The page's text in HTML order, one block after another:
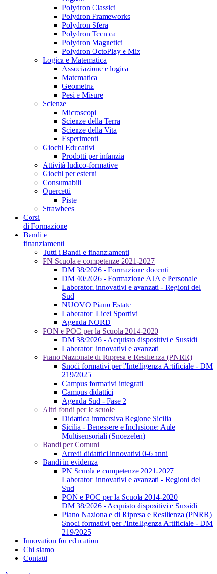
Polydron Classici
Polydron Frameworks
Polydron Sfera
Polydron Tecnica
Polydron Magnetici
Polydron OctoPlay e Mix
Logica e Matematica
Associazione e logica
Matematica
Geometria
Pesi e Misure
Scienze
Microscopi
Scienze della Terra
Scienze della Vita
Esperimenti
Giochi Educativi
Prodotti per infanzia
Attività ludico-formative
Giochi per esterni
Consumabili
Quercetti
Piste
Strawbees
Corsi
di Formazione
Bandi e
finanziamenti
Tutti i Bandi e finanziamenti
PN Scuola e competenze 2021-2027
DM 38/2026 - Formazione docenti
DM 40/2026 - Formazione ATA e Personale
Laboratori innovativi e avanzati - Regioni del
Sud
NUOVO Piano Estate
Laboratori Licei Sportivi
Agenda NORD
PON e POC per la Scuola 2014-2020
DM 38/2026 - Acquisto dispositivi e Sussidi
Laboratori innovativi e avanzati
Piano Nazionale di Ripresa e Resilienza (PNRR)
Snodi formativi per l'Intelligenza Artificiale - DM
219/2025
Campus formativi integrati
Campus didattici
Agenda Sud - Fase 2
Altri fondi per le scuole
Didattica immersiva Regione Sicilia
Sicilia - Benessere e Inclusione: Aule
Multisensoriali (Snoezelen)
Bandi per Comuni
Arredi didattici innovativi 0-6 anni
Bandi in evidenza
PN Scuola e competenze 2021-2027
Laboratori innovativi e avanzati - Regioni del
Sud
PON e POC per la Scuola 2014-2020
DM 38/2026 - Acquisto dispositivi e Sussidi
Piano Nazionale di Ripresa e Resilienza (PNRR)
Snodi formativi per l'Intelligenza Artificiale - DM
219/2025
Innovation for education
Chi siamo
Contatti